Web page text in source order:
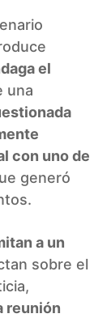
el
una
con uno de
generó
a un
sobre el
reunión